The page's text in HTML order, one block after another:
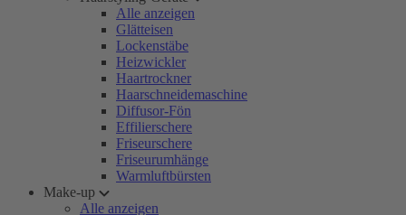
Alle anzeigen
Glätteisen
Lockenstäbe
Heizwickler
Haartrockner
Haarschneidemaschine
Diffusor-Fön
Effilierschere
Friseurschere
Friseurumhänge
Warmluftbürsten
Make-up
Alle anzeigen